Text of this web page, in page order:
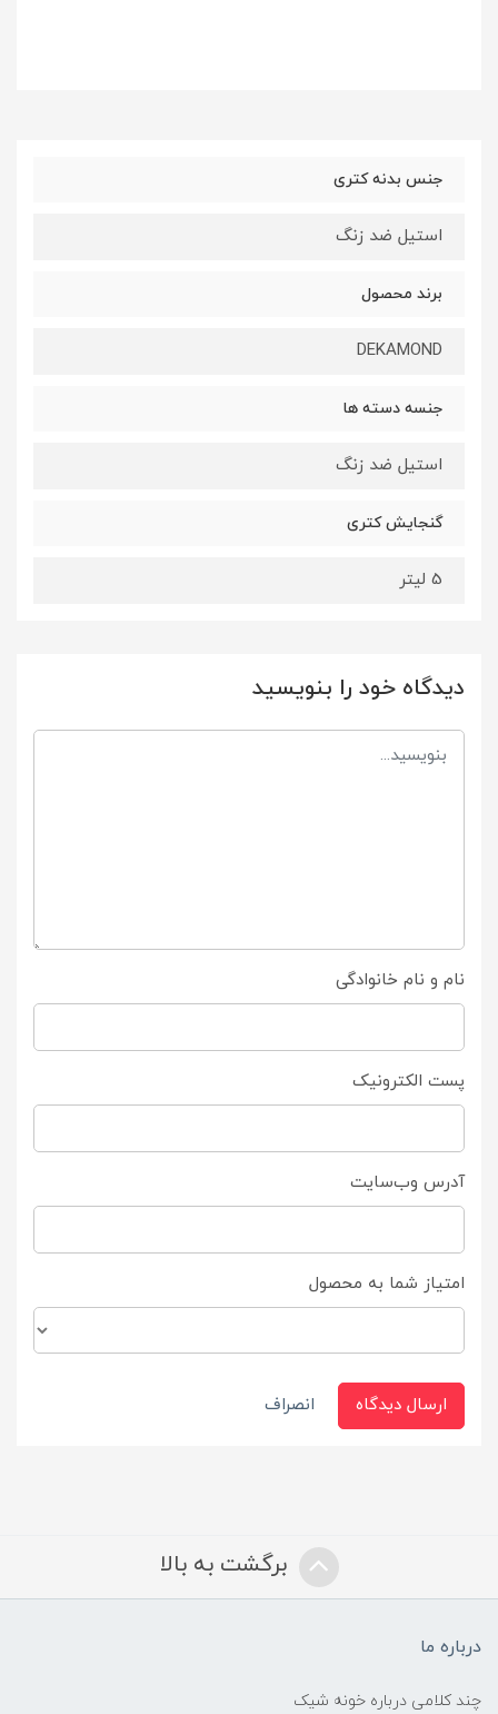
جنس بدنه کتری
استیل ضد زنگ
برند محصول
DEKAMOND
جنسه دسته ها
استیل ضد زنگ
گنجایش کتری
5 لیتر
دیدگاه خود را بنویسید
نام و نام خانوادگی
پست الکترونیک
آدرس وب‌سایت
امتیاز شما به محصول
ارسال دیدگاه انصراف
برگشت به بالا
درباره ما
چند کلامی درباره خونه شیک